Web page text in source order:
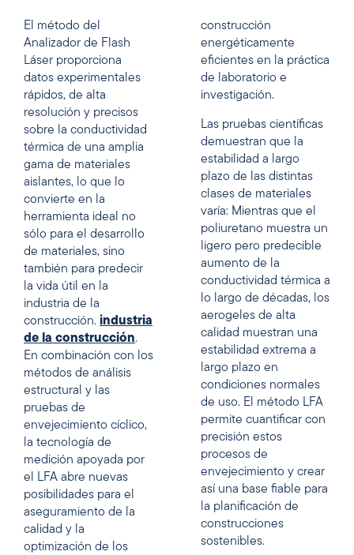
El método del
Analizador de Flash
Láser proporciona
datos experimentales
rápidos, de alta
resolución y precisos
sobre la conductividad
térmica de una amplia
gama de materiales
aislantes, lo que lo
convierte en la
herramienta ideal no
sólo para el desarrollo
de materiales, sino
también para predecir
la vida útil en la
industria de la
construcción. industria
de la construcción.
En combinación con los
métodos de análisis
estructural y las
pruebas de
envejecimiento cíclico,
la tecnología de
medición apoyada por
el LFA abre nuevas
posibilidades para el
aseguramiento de la
calidad y la
optimización de los
construcción
energéticamente
eficientes en la práctica
de laboratorio e
investigación.
Las pruebas científicas
demuestran que la
estabilidad a largo
plazo de las distintas
clases de materiales
varía: Mientras que el
poliuretano muestra un
ligero pero predecible
aumento de la
conductividad térmica a
lo largo de décadas, los
aerogeles de alta
calidad muestran una
estabilidad extrema a
largo plazo en
condiciones normales
de uso. El método LFA
permite cuantificar con
precisión estos
procesos de
envejecimiento y crear
así una base fiable para
la planificación de
construcciones
sostenibles.